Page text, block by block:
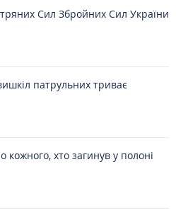
Сил Збройних Сил України
патрульних триває
кожного, хто загинув у полоні